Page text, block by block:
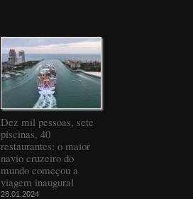
Dez mil pessoas, sete
piscinas, 40
restaurantes: o maior
navio cruzeiro do
mundo começou a
viagem inaugural
28.01.2024